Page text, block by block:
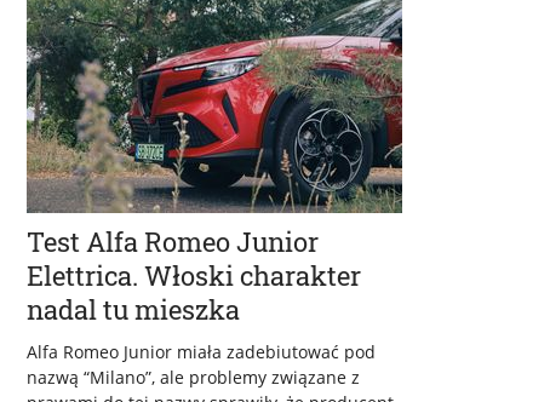
Test Alfa Romeo Junior
Elettrica. Włoski charakter
nadal tu mieszka
Alfa Romeo Junior miała zadebiutować pod
nazwą “Milano”, ale problemy związane z